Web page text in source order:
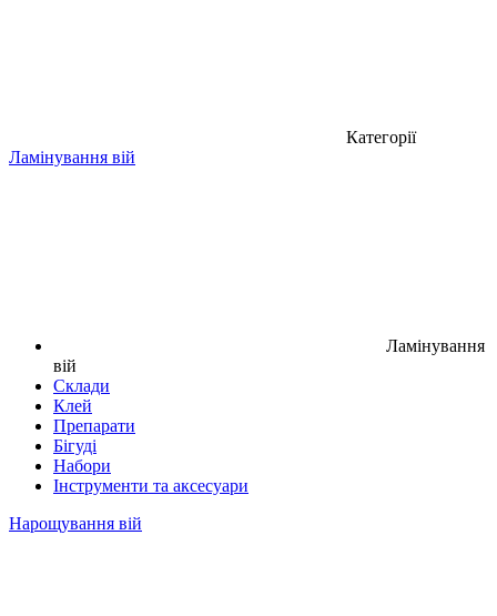
Категорії
Ламінування вій
Ламінування
вій
Склади
Клей
Препарати
Бігуді
Набори
Інструменти та аксесуари
Нарощування вій